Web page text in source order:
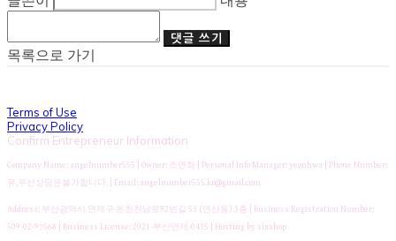
댓글 쓰기
목록으로 가기
Terms of Use
Privacy Policy
Confirm Entrepreneur Information
Company Name: angelnumber555 | Owner: 조연화 | Personal Info Manager: yeonhwa | Phone Number:
유,무선상담은불가합니다. | Email: angelnumber555.kr@gmail.com
Address: 부산광역시 연제구 온천천남로92번길 53 (연산동) 3층 | Business Registration Number:
509-02-97568 | Business License:2021-부산연제-0435 | Hosting by sixshop